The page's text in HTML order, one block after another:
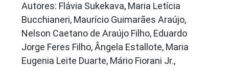
Autores: Flávia Sukekava, Maria Letícia
Bucchianeri, Maurício Guimarães Araújo,
Nelson Caetano de Araújo Filho, Eduardo
Jorge Feres Filho, Ângela Estallote, Maria
Eugenia Leite Duarte, Mário Fiorani Jr.,